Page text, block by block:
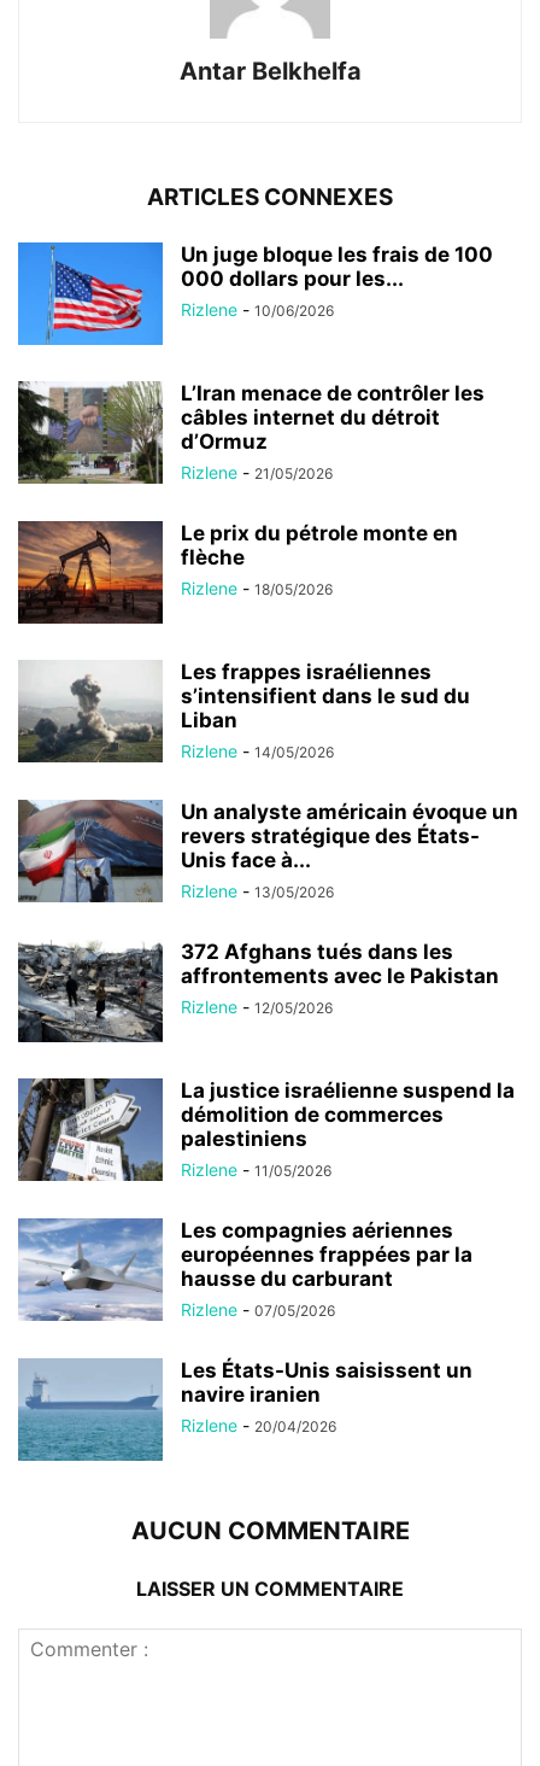
Antar Belkhelfa
ARTICLES CONNEXES
Un juge bloque les frais de 100
000 dollars pour les...
Rizlene - 10/06/2026
L’Iran menace de contrôler les
câbles internet du détroit
d’Ormuz
Rizlene - 21/05/2026
Le prix du pétrole monte en
flèche
Rizlene - 18/05/2026
Les frappes israéliennes
s’intensifient dans le sud du
Liban
Rizlene - 14/05/2026
Un analyste américain évoque un
revers stratégique des États-
Unis face à...
Rizlene - 13/05/2026
372 Afghans tués dans les
affrontements avec le Pakistan
Rizlene - 12/05/2026
La justice israélienne suspend la
démolition de commerces
palestiniens
Rizlene - 11/05/2026
Les compagnies aériennes
européennes frappées par la
hausse du carburant
Rizlene - 07/05/2026
Les États-Unis saisissent un
navire iranien
Rizlene - 20/04/2026
AUCUN COMMENTAIRE
LAISSER UN COMMENTAIRE